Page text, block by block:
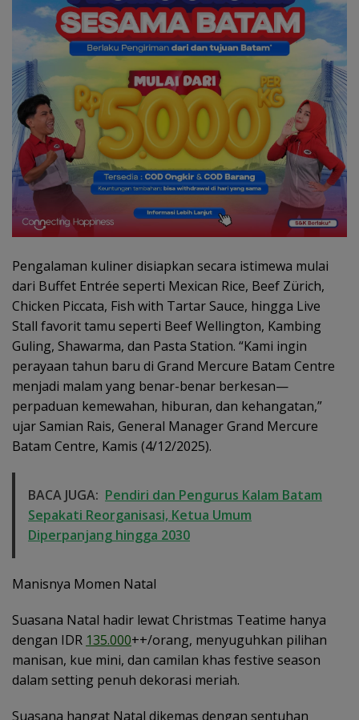
Pengalaman kuliner disiapkan secara istimewa mulai
dari Buffet Entrée seperti Mexican Rice, Beef Zürich,
Chicken Piccata, Fish with Tartar Sauce, hingga Live
Stall favorit tamu seperti Beef Wellington, Kambing
Guling, Shawarma, dan Pasta Station. “Kami ingin
perayaan tahun baru di Grand Mercure Batam Centre
menjadi malam yang benar-benar berkesan—
perpaduan kemewahan, hiburan, dan kehangatan,”
ujar Samian Rais, General Manager Grand Mercure
Batam Centre, Kamis (4/12/2025).
BACA JUGA: Pendiri dan Pengurus Kalam Batam
Sepakati Reorganisasi, Ketua Umum
Diperpanjang hingga 2030
Manisnya Momen Natal
Suasana Natal hadir lewat Christmas Teatime hanya
dengan IDR 135.000++/orang, menyuguhkan pilihan
manisan, kue mini, dan camilan khas festive season
dalam setting penuh dekorasi meriah.
Suasana hangat Natal dikemas dengan sentuhan